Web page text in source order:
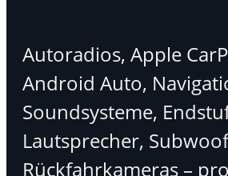
Autoradios, Apple
Android Auto,
Soundsysteme,
Lautsprecher,
Rückfahrkameras –